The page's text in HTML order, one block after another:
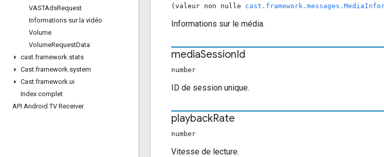
VASTAdsRequest
Informations sur la vidéo
Volume
VolumeRequestData
cast.framework.stats
Cast.framework.system
Cast.framework.ui
Index complet
API Android TV Receiver
(valeur non nulle
Informations sur le média.
mediaSessionId
number
ID de session unique.
playbackRate
number
Vitesse de lecture.